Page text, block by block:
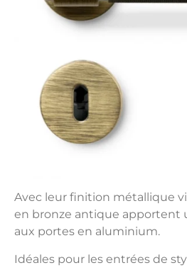
Avec leur finition métallique
en bronze antique apportent
aux portes en aluminium.
Idéales pour les entrées de